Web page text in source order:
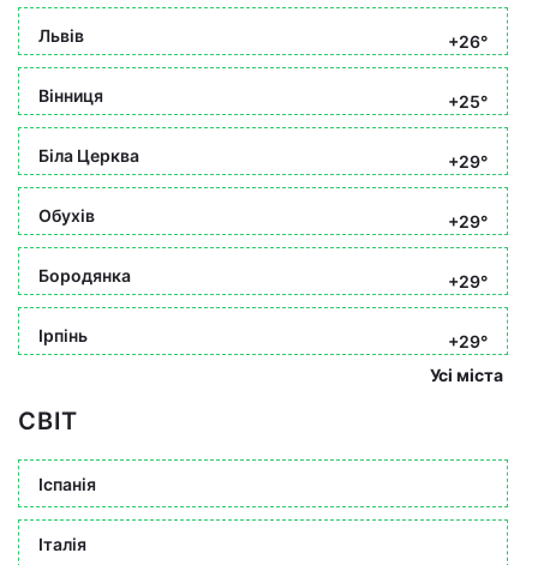
Львів +26°
Вінниця +25°
Біла Церква +29°
Обухів +29°
Бородянка +29°
Ірпінь
+29°
Усі міста
СВІТ
Іспанія
Італія